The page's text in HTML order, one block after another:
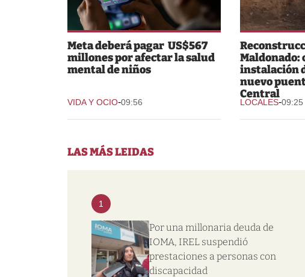
Meta deberá pagar US$567
millones por afectar la salud
mental de niños
VIDA Y OCIO-09:56
Maldonado:
instalación
nuevo
Central
LOCALES-09:25
LAS MÁS LEIDAS
1
Por una millonaria deuda de
IOMA, IREL suspendió
prestaciones a personas con
discapacidad